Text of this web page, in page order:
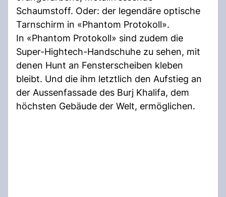
Schaumstoff. Oder: der legendäre optische
Tarnschirm in «Phantom Protokoll».
In «Phantom Protokoll» sind zudem die
Super-Hightech-Handschuhe zu sehen, mit
denen Hunt an Fensterscheiben kleben
bleibt. Und die ihm letztlich den Aufstieg an
der Aussenfassade des Burj Khalifa, dem
höchsten Gebäude der Welt, ermöglichen.